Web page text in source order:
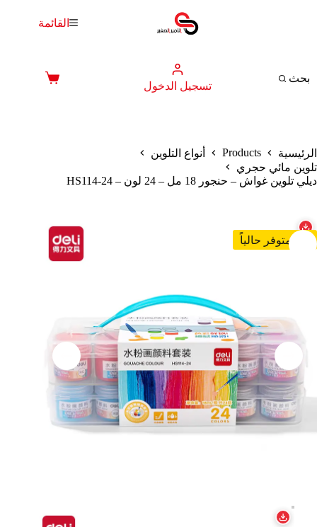
القائمة
بحث
تسجيل الدخول
عربة
الرئيسية Products
أنواع التلوين
تلوين مائي حجري
ديلي تلوين غواش – حنجور 18 مل – 24 لون – HS114-24
غير متوفر حالياً